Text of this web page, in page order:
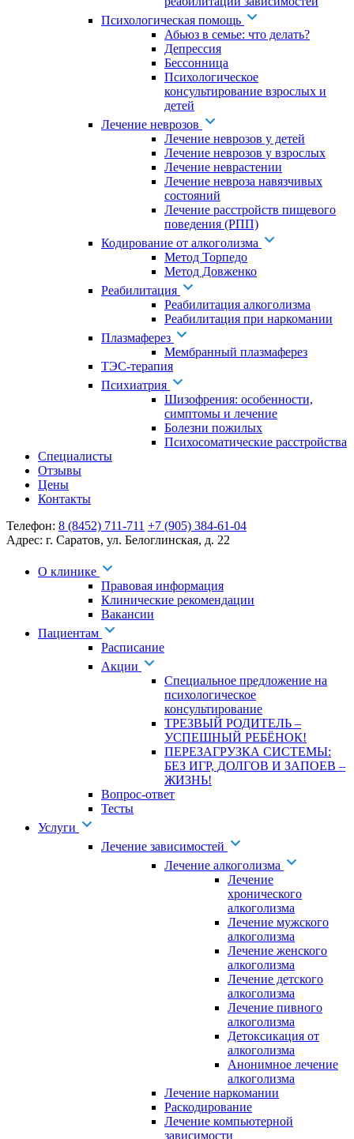
Психологическая помощь
Абьюз в семье: что делать?
Депрессия
Бессонница
Психологическое
консультирование взрослых и
детей
Лечение неврозов
Лечение неврозов у детей
Лечение неврозов у взрослых
Лечение неврастении
Лечение невроза навязчивых
состояний
Лечение расстройств пищевого
поведения (РПП)
Кодирование от алкоголизма
Метод Торпедо
Метод Довженко
Реабилитация
Реабилитация алкоголизма
Реабилитация при наркомании
Плазмаферез
Мембранный плазмаферез
ТЭС-терапия
Психиатрия
Шизофрения: особенности,
симптомы и лечение
Болезни пожилых
Психосоматические расстройства
Специалисты
Отзывы
Цены
Контакты
Телефон: 8 (8452) 711-711 +7 (905) 384-61-04
Адрес: г. Саратов, ул. Белоглинская, д. 22
О клинике
Правовая информация
Клинические рекомендации
Вакансии
Пациентам
Расписание
Акции
Специальное предложение на
психологическое
консультирование
ТРЕЗВЫЙ РОДИТЕЛЬ –
УСПЕШНЫЙ РЕБЁНОК!
ПЕРЕЗАГРУЗКА СИСТЕМЫ:
БЕЗ ИГР, ДОЛГОВ И ЗАПОЕВ –
ЖИЗНЬ!
Вопрос-ответ
Тесты
Услуги
Лечение зависимостей
Лечение алкоголизма
Лечение
хронического
алкоголизма
Лечение мужского
алкоголизма
Лечение женского
алкоголизма
Лечение детского
алкоголизма
Лечение пивного
алкоголизма
Детоксикация от
алкоголизма
Анонимное лечение
алкоголизма
Лечение наркомании
Раскодирование
Лечение компьютерной
зависимости